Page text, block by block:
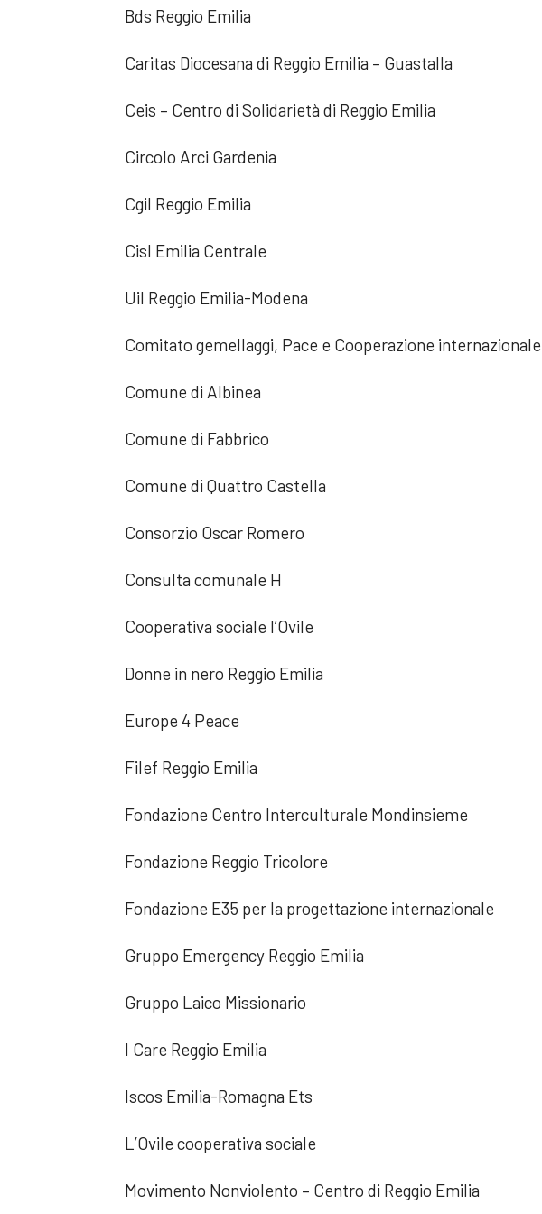
Bds Reggio Emilia
Caritas Diocesana di Reggio Emilia – Guastalla
Ceis – Centro di Solidarietà di Reggio Emilia
Circolo Arci Gardenia
Cgil Reggio Emilia
Cisl Emilia Centrale
Uil Reggio Emilia-Modena
Comitato gemellaggi, Pace e Cooperazione
Comune di Albinea
Comune di Fabbrico
Comune di Quattro Castella
Consorzio Oscar Romero
Consulta comunale H
Cooperativa sociale l’Ovile
Donne in nero Reggio Emilia
Europe 4 Peace
Filef Reggio Emilia
Fondazione Centro Interculturale Mondinsieme
Fondazione Reggio Tricolore
Fondazione E35 per la progettazione internazionale
Gruppo Emergency Reggio Emilia
Gruppo Laico Missionario
I Care Reggio Emilia
Iscos Emilia-Romagna Ets
L’Ovile cooperativa sociale
Movimento Nonviolento – Centro di Reggio Emilia